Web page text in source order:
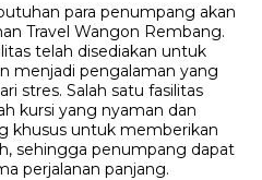
para penumpang akan
Travel Wangon Rembang.
telah disediakan untuk
menjadi pengalaman yang
stres. Salah satu fasilitas
kursi yang nyaman dan
khusus untuk memberikan
sehingga penumpang dapat
perjalanan panjang.